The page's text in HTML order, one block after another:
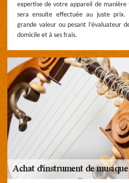
expertise de votre appareil de manière
sera ensuite effectuée au juste prix.
grande valeur ou pesant l’évaluateur
domicile et à ses frais.